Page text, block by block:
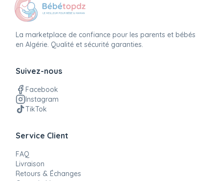
La marketplace de confiance pour les parents et bébés
en Algérie. Qualité et sécurité garanties.
Suivez-nous
Facebook
Instagram
TikTok
Service Client
FAQ
Livraison
Retours & Échanges